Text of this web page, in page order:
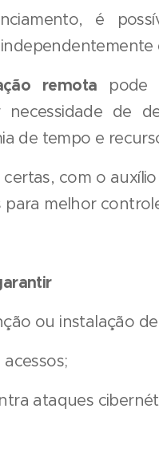
é
remota pode
necessidade de
de tempo e
com o
melhor
ou instalação
ataques